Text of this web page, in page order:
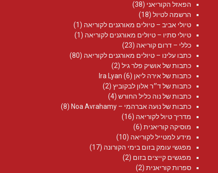
הפאזל הקוריאני (38)
הרשמה לטיול (18)
טיולי אביב – טיולים מאורגנים לקוריאה (1)
טיולי סתיו – טיולים מאורגנים לקוריאה (1)
כללי – דרום קוריאה (23)
כתבו עלינו – טיולים מאורגנים לקוריאה (80)
כתבות של אושיק פלר גיל (2)
כתבות של אירה ליאן Ira Lyan (6)
כתבות של ד״ר אלון לבקוביץ (2)
כתבות של נוה כליל החורש (4)
כתבות של נועה אברהמי – Noa Avrahamy‏
(8)
מדריך טיול לקוריאה (16)
מוסיקה קוריאנית (6)
מידע למטייל לקוריאה (10)
מפגשי עומק בזום בימי הקורונה (17)
מפגשים קייצים בזום (2)
ספרות קוריאנית (2)